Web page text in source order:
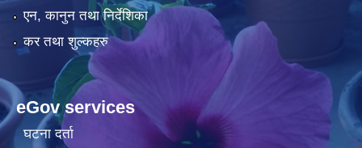
एन, कानुन तथा निर्देशिका
कर तथा शुल्कहरु
eGov services
घटना दर्ता